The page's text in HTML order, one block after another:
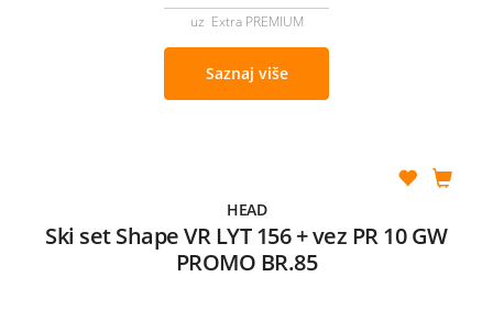
uz Extra PREMIUM
Saznaj više
HEAD
Ski set Shape VR LYT 156 + vez PR 10 GW
PROMO BR.85